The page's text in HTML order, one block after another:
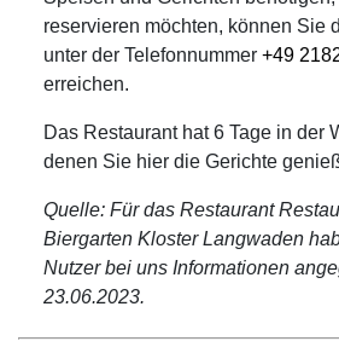
reservieren möchten, können Sie
unter der Telefonnummer +49
erreichen.
Das Restaurant hat 6 Tage in der
denen Sie hier die Gerichte
Quelle: Für das Restaurant
Biergarten Kloster Langwaden
Nutzer bei uns Informationen
23.06.2023.